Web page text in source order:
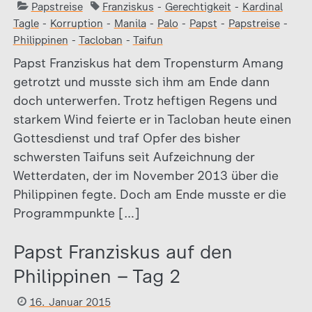
Papstreise
Franziskus - Gerechtigkeit - Kardinal
Tagle- Korruption - Manila- Palo - Papst - Papstreise-
Philippinen - Tacloban - Taifun
Papst Franziskus hat dem Tropensturm Amang
getrotzt und musste sich ihm am Ende dann
doch unterwerfen. Trotz heftigen Regens und
starkem Wind feierte er in Tacloban heute einen
Gottesdienst und traf Opfer des bisher
schwersten Taifuns seit Aufzeichnung der
Wetterdaten, der im November 2013 über die
Philippinen fegte. Doch am Ende musste er die
Programmpunkte […]
Papst Franziskus auf den
Philippinen – Tag 2
16. Januar 2015